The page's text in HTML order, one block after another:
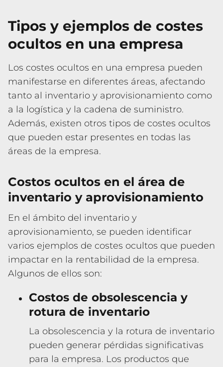
Tipos y ejemplos de costes
ocultos en una empresa
Los costes ocultos en una empresa pueden
manifestarse en diferentes áreas, afectando
tanto al inventario y aprovisionamiento como
a la logística y la cadena de suministro.
Además, existen otros tipos de costes ocultos
que pueden estar presentes en todas las
áreas de la empresa.
Costos ocultos en el área de
inventario y aprovisionamiento
En el ámbito del inventario y
aprovisionamiento, se pueden identificar
varios ejemplos de costes ocultos que pueden
impactar en la rentabilidad de la empresa.
Algunos de ellos son:
Costos de obsolescencia y
rotura de inventario
La obsolescencia y la rotura de inventario
pueden generar pérdidas significativas
para la empresa. Los productos que